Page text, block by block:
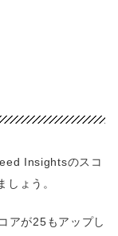
Insightsのスコ
ょう。
アが25もアップし